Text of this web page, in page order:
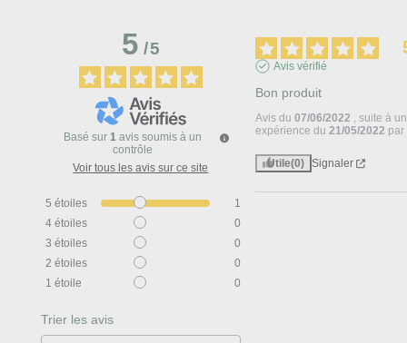
5/5
Basé sur 1 avis soumis à un
contrôle
Voir tous les avis sur ce site
5 étoiles
1
4 étoiles
0
3 étoiles
0
2 étoiles
0
1 étoile 0
Trier les avis
Avis vérifié
Bon produit
Avis du07/06/2022 , suite à
expérience du21/05/2022 par
Utile(0) Signaler